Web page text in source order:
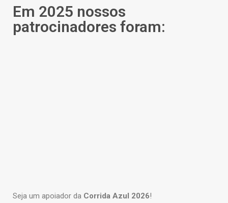
Em 2025 nossos
patrocinadores foram:
Seja um apoiador da Corrida Azul 2026!